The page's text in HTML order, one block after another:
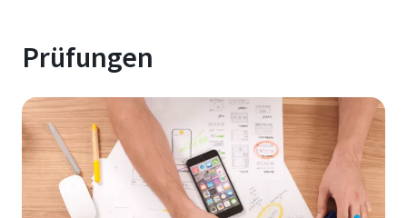
Prüfungen